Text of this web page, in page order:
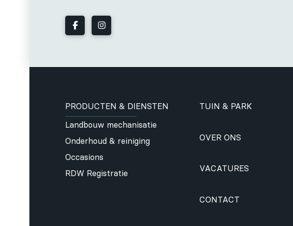
PRODUCTEN & DIENSTEN
Landbouw mechanisatie
Onderhoud & reiniging
Occasions
RDW Registratie
TUIN & PARK
OVER ONS
VACATURES
CONTACT